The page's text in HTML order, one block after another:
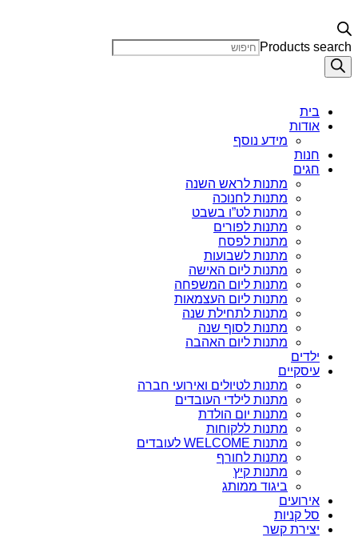
Products search
בית
אודות
מידע נוסף
חנות
חגים
מתנות לראש השנה
מתנות לחנוכה
מתנות לט”ו בשבט
מתנות לפורים
מתנות לפסח
מתנות לשבועות
מתנות ליום האישה
מתנות ליום המשפחה
מתנות ליום העצמאות
מתנות לתחילת שנה
מתנות לסוף שנה
מתנות ליום האהבה
ילדים
עיסקיים
מתנות לטיולים ואירועי חברה
מתנות לילדי העובדים
מתנות יום הולדת
מתנות ללקוחות
מתנות WELCOME לעובדים
מתנות לחורף
מתנות קיץ
ביגוד ממותג
אירועים
סל קניות
יצירת קשר